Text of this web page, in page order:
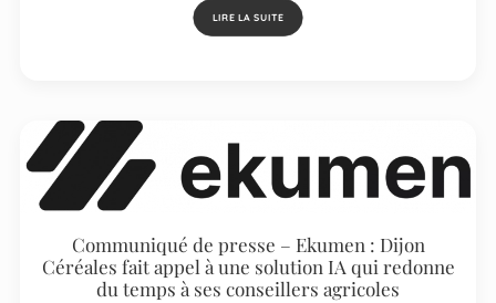
LIRE LA SUITE
Communiqué de presse – Ekumen : Dijon
Céréales fait appel à une solution IA qui redonne
du temps à ses conseillers agricoles